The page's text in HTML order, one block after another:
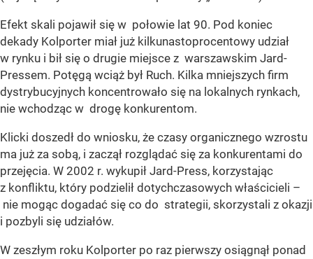
Efekt skali pojawił się w połowie lat 90. Pod koniec
dekady Kolporter miał już kilkunastoprocentowy udział
w rynku i bił się o drugie miejsce z warszawskim Jard-
Pressem. Potęgą wciąż był Ruch. Kilka mniejszych firm
dystrybucyjnych koncentrowało się na lokalnych rynkach,
nie wchodząc w drogę konkurentom.
Klicki doszedł do wniosku, że czasy organicznego wzrostu
ma już za sobą, i zaczął rozglądać się za konkurentami do
przejęcia. W 2002 r. wykupił Jard-Press, korzystając
z konfliktu, który podzielił dotychczasowych właścicieli –
nie mogąc dogadać się co do strategii, skorzystali z okazji
i pozbyli się udziałów.
W zeszłym roku Kolporter po raz pierwszy osiągnął ponad